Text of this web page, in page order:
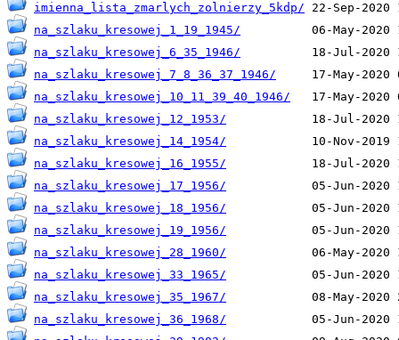
imienna_lista_zmarlych_zolnierzy_5kdp/
na_szlaku_kresowej_1_19_1945/
na_szlaku_kresowej_6_35_1946/
na_szlaku_kresowej_7_8_36_37_1946/
na_szlaku_kresowej_10_11_39_40_1946/
na_szlaku_kresowej_12_1953/
na_szlaku_kresowej_14_1954/
na_szlaku_kresowej_16_1955/
na_szlaku_kresowej_17_1956/
na_szlaku_kresowej_18_1956/
na_szlaku_kresowej_19_1956/
na_szlaku_kresowej_28_1960/
na_szlaku_kresowej_33_1965/
na_szlaku_kresowej_35_1967/
na_szlaku_kresowej_36_1968/